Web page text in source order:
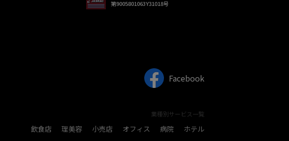
第9005801063Y31018号
Facebook
業種別サービス一覧
飲食店 理美容 小売店 オフィス 病院 ホテル